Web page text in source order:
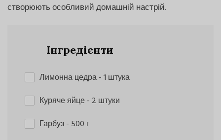
створюють особливий домашній настрій.
Інгредієнти
Лимонна цедра- 1 штука
Куряче яйце- 2 штуки
Гарбуз- 500 г